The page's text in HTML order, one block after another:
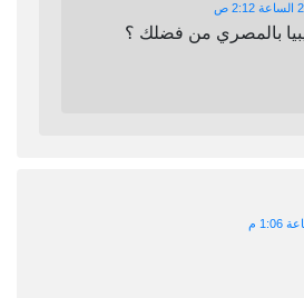
بالمصري من فضلك ؟